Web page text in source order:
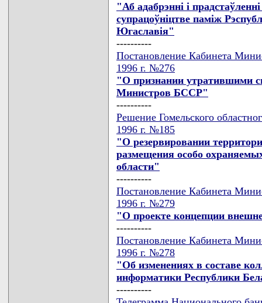
"Аб адабрэннi i
супрацоўнiцтве памiж
Югаславiя"
----------
Постановление Кабинета
1996 г. №276
"О признании утратившими
Министров БССР"
----------
Решение Гомельского
1996 г. №185
"О резервировании
размещения особо
области"
----------
Постановление Кабинета
1996 г. №279
"О проекте концепции
----------
Постановление Кабинета
1996 г. №278
"Об изменениях в составе
информатики Республики
----------